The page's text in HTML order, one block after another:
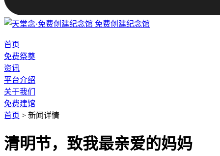
免费创建纪念馆
首页
免费祭奠
资讯
平台介绍
关于我们
免费建馆
首页 > 新闻详情
清明节，致我最亲爱的妈妈